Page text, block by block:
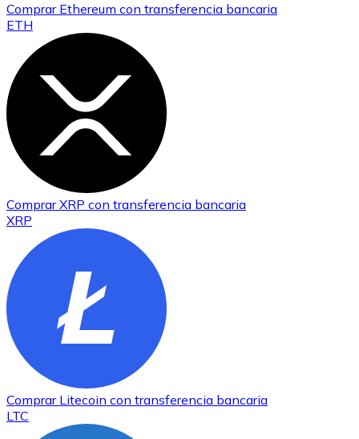
Comprar Ethereum con transferencia bancaria
ETH
ComprarXRP con transferencia bancaria
XRP
Comprar Litecoin con transferencia bancaria
LTC